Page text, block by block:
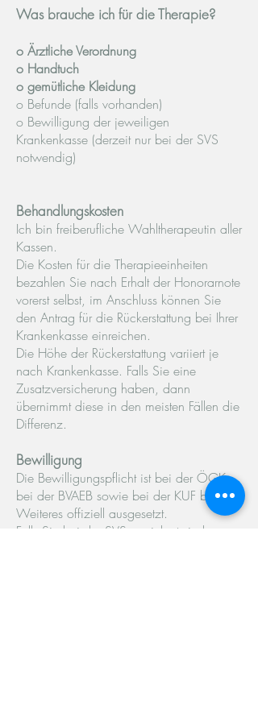
Was brauche ich für die Therapie?
o Ärztliche Verordnung
o Handtuch
o gemütliche Kleidung
o Befunde (falls vorhanden)
o Bewilligung der jeweiligen
Krankenkasse (derzeit nur bei der SVS
notwendig)
Behandlungskosten
Ich bin freiberufliche Wahltherapeutin aller
Kassen.
Die Kosten für die Therapieeinheiten
bezahlen Sie nach Erhalt der Honorarnote
vorerst selbst, im Anschluss können Sie
den Antrag für die Rückerstattung bei Ihrer
Krankenkasse einreichen.
Die Höhe der Rückerstattung variiert je
nach Krankenkasse. Falls Sie eine
Zusatzversicherung haben, dann
übernimmt diese in den meisten Fällen die
Differenz.
Bewilligung
Die Bewilligungspflicht ist bei der ÖGK,
bei der BVAEB sowie bei der KUF bis auf
Weiteres offiziell ausgesetzt.
Falls Sie bei der SVS versichert sind,